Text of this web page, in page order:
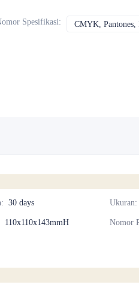
Spesifikasi: CMYK,
: 30 days Ukuran:
110x110x143mmH Nomor